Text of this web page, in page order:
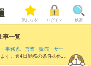
気になる! ログイン 検索
事一覧
事務系、 営業・販売・サー
す。週4日勤務の条件の他